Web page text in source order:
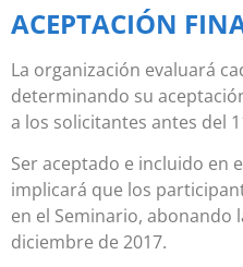
ACEPTACIÓN
La organización evaluará
determinando su
a los solicitantes antes del
Ser aceptado e incluido en
implicará que los
en el Seminario, abonando
diciembre de 2017.